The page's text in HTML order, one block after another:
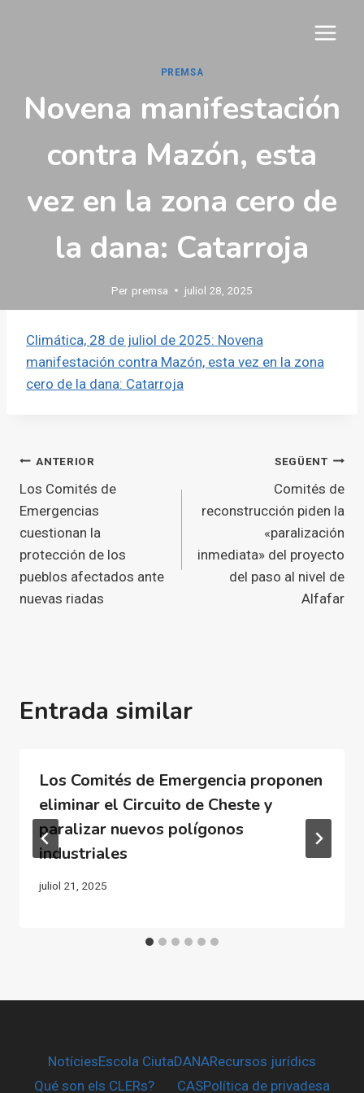
PREMSA
Novena manifestación
contra Mazón, esta
vez en la zona cero de
la dana: Catarroja
Per premsa juliol 28, 2025
Climática, 28 de juliol de 2025: Novena
manifestación contra Mazón, esta vez en la zona
cero de la dana: Catarroja
Navegació
d'entrades
ANTERIOR
Los Comités de
Emergencias
cuestionan la
protección de los
pueblos afectados ante
nuevas riadas
SEGÜENT
Comités de
reconstrucción piden la
«paralización
inmediata» del proyecto
del paso al nivel de
Alfafar
Entrada similar
Los Comités de Emergencia proponen
eliminar el Circuito de Cheste y
paralizar nuevos polígonos
industriales
juliol 21, 2025
NotíciesEscola CiutaDANARecursos jurídics
Qué son els CLERs?
CASPolítica de privadesa